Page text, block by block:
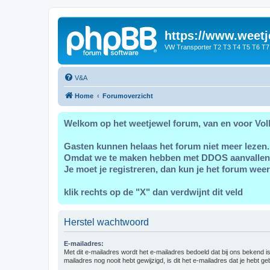
https://
VW Transporter T2 T3 T4 T5 T6
V&A
Home Forumoverzicht
Welkom op het weetjewel forum, van en voor
Gasten kunnen helaas het forum niet meer lezen.
Omdat we te maken hebben met DDOS
Je moet je registreren, dan kun je het forum
klik rechts op de "X" dan verdwijnt dit veld
Herstel wachtwoord
E-mailadres:
Met dit e-mailadres wordt het e-mailadres bedoeld dat bij ons bekend
mailadres nog nooit hebt gewijzigd, is dit het e-mailadres dat je hebt